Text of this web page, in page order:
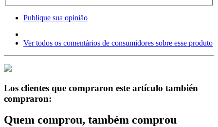
Publique sua opinião
Ver todos os comentários de consumidores sobre esse produto
Los clientes que compraron este artículo también
compraron:
Quem comprou, também comprou